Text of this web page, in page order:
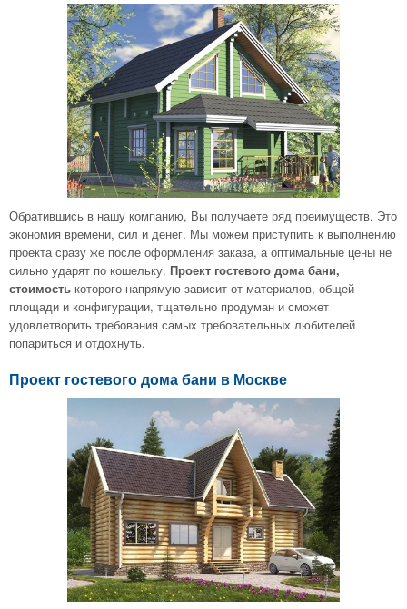
Обратившись в нашу компанию, Вы получаете ряд преимуществ. Это
экономия времени, сил и денег. Мы можем приступить к выполнению
проекта сразу же после оформления заказа, а оптимальные цены не
сильно ударят по кошельку. Проект гостевого дома бани,
стоимость которого напрямую зависит от материалов, общей
площади и конфигурации, тщательно продуман и сможет
удовлетворить требования самых требовательных любителей
попариться и отдохнуть.
Проект гостевого дома бани в Москве